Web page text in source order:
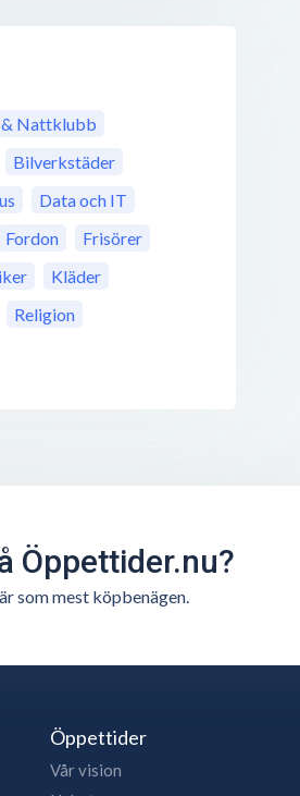
& Nattklubb
Bilverkstäder
Data och IT
Fordon
Frisörer
Kläder
Religion
Öppettider.nu?
som mest köpbenägen.
Öppettider
Vår vision